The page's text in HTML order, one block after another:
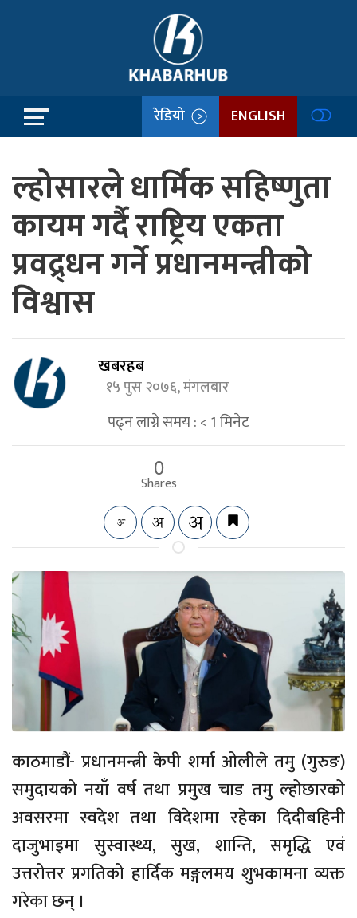
रेडियो ENGLISH
ल्होसारले धार्मिक सहिष्णुता
कायम गर्दै राष्ट्रिय एकता
प्रवद्र्धन गर्ने प्रधानमन्त्रीको
विश्वास
खबरहब
१५ पुस २०७६, मंगलबार
पढ्न लाग्ने समय :< 1मिनेट
0
Shares
काठमाडौं- प्रधानमन्त्री केपी शर्मा ओलीले तमु (गुरुङ)
समुदायको नयाँ वर्ष तथा प्रमुख चाड तमु ल्होछारको
अवसरमा स्वदेश तथा विदेशमा रहेका दिदीबहिनी
दाजुभाइमा सुस्वास्थ्य, सुख, शान्ति, समृद्धि एवं
उत्तरोत्तर प्रगतिको हार्दिक मङ्गलमय शुभकामना व्यक्त
गरेका छन् ।